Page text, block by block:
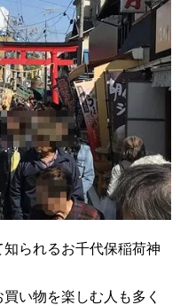
られるお千代保稲荷神
い物を楽しむ人も多く